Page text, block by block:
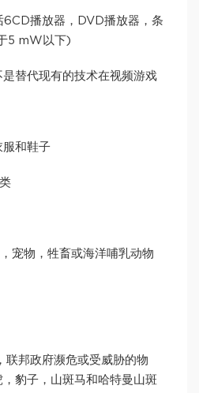
播放器，DVD播放器，条
5 mW以下)
替代现有的技术在视频游戏
服和鞋子
宠物，牲畜或海洋哺乳动物
联邦政府濒危或受威胁的物
豹子，山斑马和哈特曼山斑